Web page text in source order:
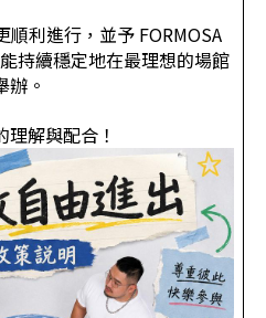
利進行，並予 FORMOSA
持續穩定地在最理想的場館
辦。
理解與配合！